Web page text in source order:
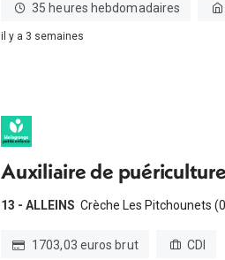
35 heures hebdomadaires
il y a 3 semaines
Auxiliaire de
13 - ALLEINS Crèche Les Pitchounets
1703,03 euros brut CDI